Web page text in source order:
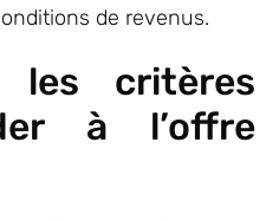
de revenus.
les critères
à l’offre